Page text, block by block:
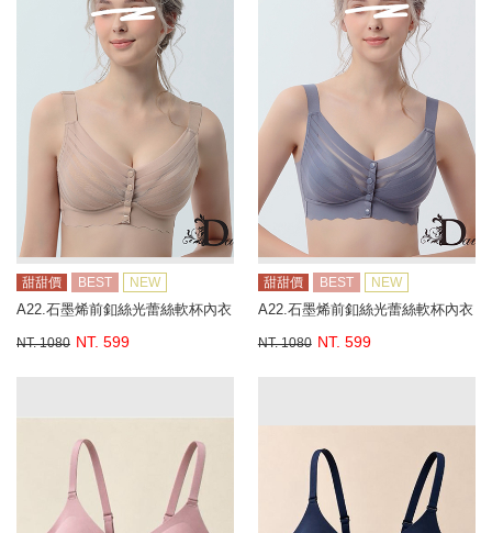
甜甜價 BEST NEW
A22.石墨烯前釦絲光蕾絲軟杯內衣
NT. 1080 NT. 599
甜甜價 BEST NEW
A22.石墨烯前釦絲光蕾絲軟杯內衣
NT. 1080 NT. 599